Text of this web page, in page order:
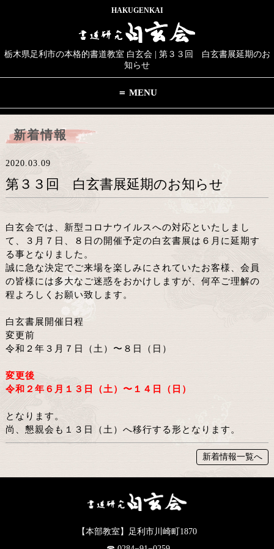
HAKUGENKAI
栃木県足利市の本格的書道教室 白玄会 | 第３３回 白玄書展延期のお
知らせ
＝ MENU
新着情報
2020.03.09
第３３回 白玄書展延期のお知らせ
白玄会では、新型コロナウイルスへの対応といたしまし
て、３月７日、８日の開催予定の白玄書展は６月に延期す
る事となりました。
誠に急な決定でご来場を楽しみにされていたお客様、会員
の皆様には多大なご迷惑をおかけしますが、何卒ご理解の
程よろしくお願い致します。
白玄書展開催日程
変更前
令和２年３月７日（土）〜８日（日）
変更後
令和２年６月１３日（土）〜１４日（日）
となります。
尚、懇親会も１３日（土）へ移行する形となります。
新着情報一覧へ
【本部教室】足利市川崎町1870